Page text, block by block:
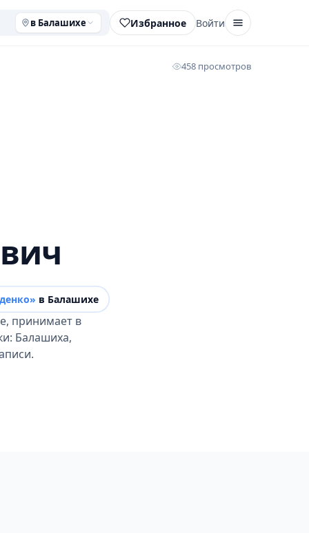
в Балашихе Избранное Войти
458 просмотров
в Балашихе
принимает в
Балашиха,